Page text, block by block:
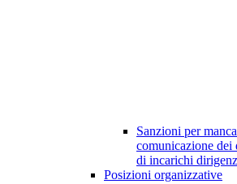
Sanzioni per
comunicazione dei
di incarichi
Posizioni organizzative